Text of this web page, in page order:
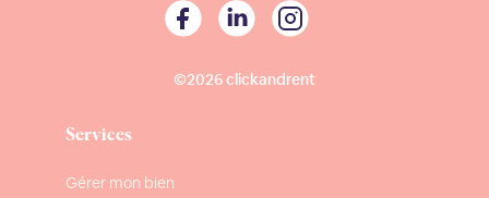
©2026 clickandrent
Services
Gérer mon bien